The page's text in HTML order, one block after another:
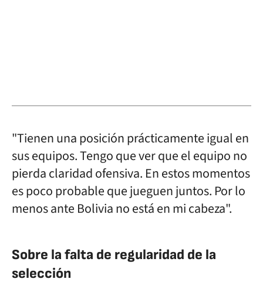
"Tienen una posición prácticamente igual en
sus equipos. Tengo que ver que el equipo no
pierda claridad ofensiva. En estos momentos
es poco probable que jueguen juntos. Por lo
menos ante Bolivia no está en mi cabeza".
Sobre la falta de regularidad de la
selección